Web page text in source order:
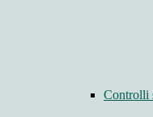
Controlli